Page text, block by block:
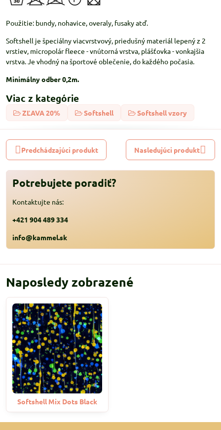
Použitie: bundy, nohavice, overaly, fusaky atď.
Softshell je špeciálny viacvrstvový, priedušný materiál lepený z 2
vrstiev, micropolár fleece - vnútorná vrstva, plášťovka - vonkajšia
vrstva. Je vhodný na športové oblečenie, do každého počasia.
Minimálny odber 0,2m.
Viac z kategórie
ZĽAVA 20% Softshell Softshell vzory
Predchádzajúci produkt Nasledujúci produkt
Potrebujete poradiť?
Kontaktujte nás:
+421 904 489 334
info@kammel.sk
Naposledy zobrazené
Softshell Mix Dots Black